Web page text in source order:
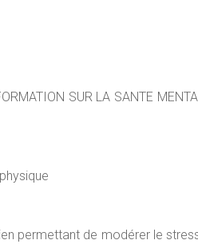
SUR LA SANTE
permettant de modérer le